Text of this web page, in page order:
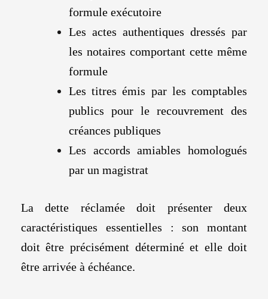
formule exécutoire
Les actes authentiques dressés par
les notaires comportant cette même
formule
Les titres émis par les comptables
publics pour le recouvrement des
créances publiques
Les accords amiables homologués
par un magistrat
La dette réclamée doit présenter deux
caractéristiques essentielles : son montant
doit être précisément déterminé et elle doit
être arrivée à échéance.